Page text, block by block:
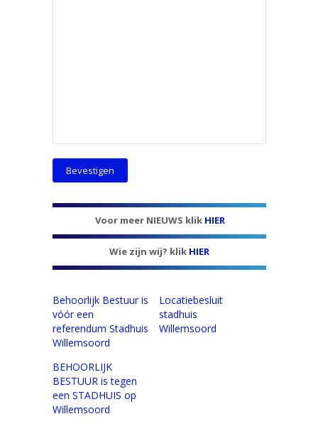
Voor meer NIEUWS klik HIER
Wie zijn wij? klik HIER
Behoorlijk Bestuur is
vóór een
referendum Stadhuis
Willemsoord
Locatiebesluit
stadhuis
Willemsoord
BEHOORLIJK
BESTUUR is tegen
een STADHUIS op
Willemsoord